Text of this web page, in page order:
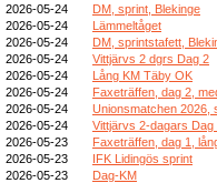
2026-05-24
DM, sprint, Blekinge
2026-05-24
Lämmeltåget
2026-05-24
DM, sprintstafett,
2026-05-24
Vittjärvs 2 dgrs Dag 2
2026-05-24
Lång KM Täby OK
2026-05-24
Faxeträffen, dag 2,
2026-05-24
Unionsmatchen 2026,
2026-05-24
Vittjärvs 2-dagars Dag
2026-05-23
Faxeträffen, dag 1,
2026-05-23
IFK Lidingös sprint
2026-05-23
Dag-KM